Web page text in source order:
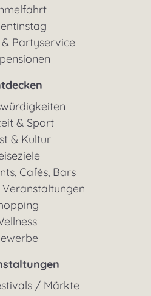
Partyservice
& Sport
& Kultur
Cafés, Bars
/ Märkte